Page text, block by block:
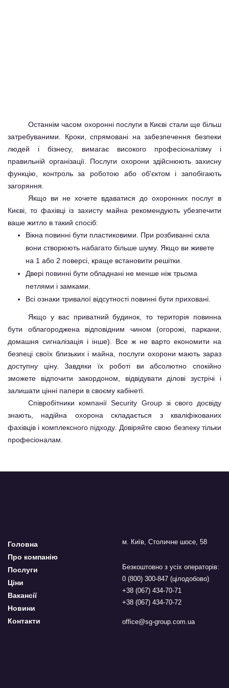
Останнім часом охоронні послуги в Києві стали ще більш
затребуваними. Кроки, спрямовані на забезпечення безпеки
людей і бізнесу, вимагає високого професіоналізму і
правильній організації. Послуги охорони здійснюють захисну
функцію, контроль за роботою або об'єктом і запобігають
загоряння.
Якщо ви не хочете вдаватися до охоронних послуг в
Києві, то фахівці із захисту майна рекомендують убезпечити
ваше житло в такий спосіб:
Вікна повинні бути пластиковими. При розбиванні скла
вони створюють набагато більше шуму. Якщо ви живете
на 1 або 2 поверсі, краще встановити решітки.
Двері повинні бути обладнані не менше ніж трьома
петлями і замками.
Всі ознаки тривалої відсутності повинні бути приховані.
Якщо у вас приватний будинок, то територія повинна
бути облагороджена відповідним чином (огорожі, паркани,
домашня сигналізація і інше). Все ж не варто економити на
безпеці своїх близьких і майна, послуги охорони мають зараз
доступну ціну. Завдяки їх роботі ви абсолютно спокійно
зможете відпочити закордоном, відвідувати ділові зустрічі і
залишати цінні папери в своєму кабінеті.
Співробітники компанії Security Group зі свого досвіду
знають, надійна охорона складається з кваліфікованих
фахівців і комплексного підходу. Довіряйте свою безпеку тільки
професіоналам.
Головна
Про компанію
Послуги
Ціни
Вакансії
Новини
Контакти
м. Київ, Столичне шосе, 58
Безкоштовно з усіх операторів:
0 (800) 300-847 (цілодобово)
+38 (067) 434-70-71
+38 (067) 434-70-72
office@sg-group.com.ua